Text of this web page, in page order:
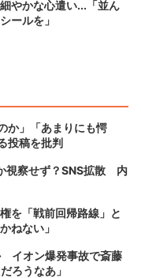
やかな心遣い...「並ん
ールを」
か」「あまりにも愕
投稿を批判
視察せず？SNS拡散 内
を「戦前回帰路線」と
ねない」
イオン爆発事故で斎藤
ろうなあ」